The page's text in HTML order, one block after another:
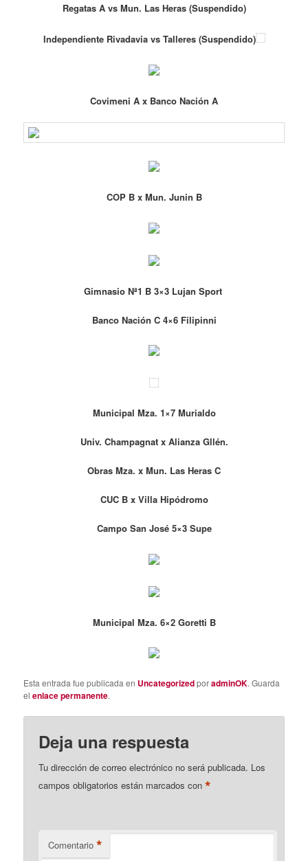
Regatas A vs Mun. Las Heras (Suspendido)
Independiente Rivadavia vs Talleres (Suspendido)
Covimeni A x Banco Nación A
COP B x Mun. Junin B
Gimnasio Nª1 B 3×3 Lujan Sport
Banco Nación C 4×6 Filipinni
Municipal Mza. 1×7 Murialdo
Univ. Champagnat x Alianza Gllén.
Obras Mza. x Mun. Las Heras C
CUC B x Villa Hipódromo
Campo San José 5×3 Supe
Municipal Mza. 6×2 Goretti B
Esta entrada fue publicada en UncategorizedporadminOK. Guarda
elenlace permanente.
Deja una respuesta
Tu dirección de correo electrónico no será publicada. Los
campos obligatorios están marcados con*
Comentario *